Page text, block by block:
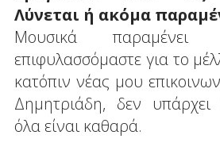
Λύνεται ή ακόμα
Μουσικά
επιφυλασσόμαστε για το
κατόπιν νέας μου
Δημητριάδη, δεν υπάρχει
όλα είναι καθαρά.